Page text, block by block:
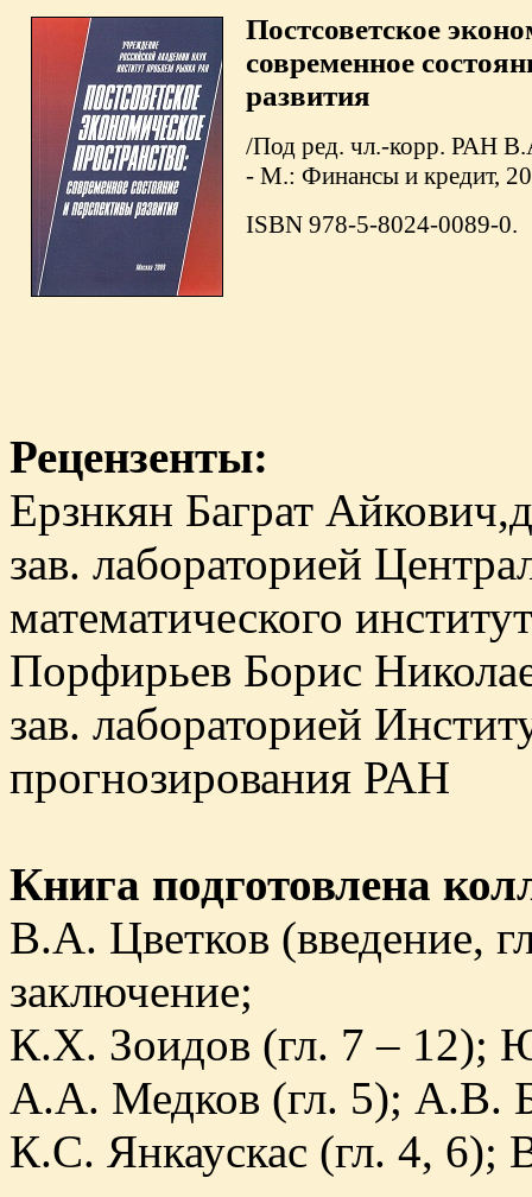
Постсоветское
современное
развития
/Под ред. чл.-корр. РАН
- М.: Финансы и кредит,
ISBN 978-5-8024-0089-0.
Рецензенты:
Ерзнкян Баграт
зав. лабораторией
математического
Порфирьев Борис
зав. лабораторией
прогнозирования РАН
Книга подготовлена
В.А. Цветков (введение,
заключение;
К.Х. Зоидов (гл. 7 – 12);
А.А. Медков (гл. 5); А.В.
К.С. Янкаускас (гл. 4, 6);